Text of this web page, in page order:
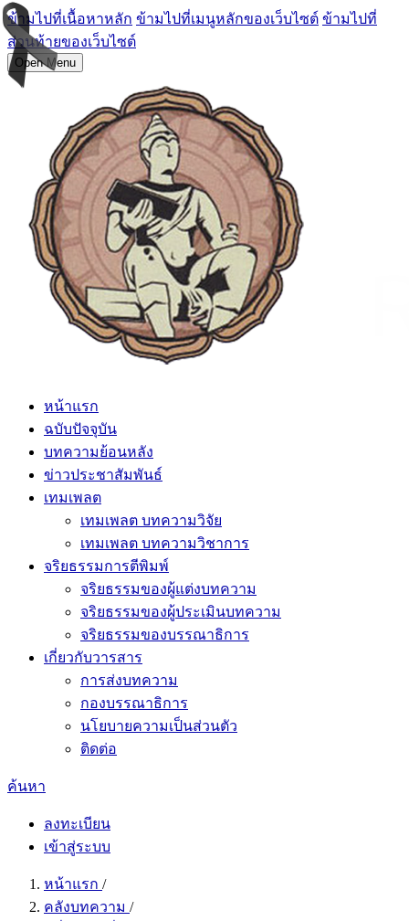
ข้ามไปที่เนื้อหาหลัก ข้ามไปที่เมนูหลักของเว็บไซต์ ข้ามไปที่
ส่วนท้ายของเว็บไซต์
Open Menu
หน้าแรก
ฉบับปัจจุบัน
บทความย้อนหลัง
ข่าวประชาสัมพันธ์
เทมเพลต
เทมเพลต บทความวิจัย
เทมเพลต บทความวิชาการ
จริยธรรมการตีพิมพ์
จริยธรรมของผู้แต่งบทความ
จริยธรรมของผู้ประเมินบทความ
จริยธรรมของบรรณาธิการ
เกี่ยวกับวารสาร
การส่งบทความ
กองบรรณาธิการ
นโยบายความเป็นส่วนตัว
ติดต่อ
ค้นหา
ลงทะเบียน
เข้าสู่ระบบ
หน้าแรก /
คลังบทความ /